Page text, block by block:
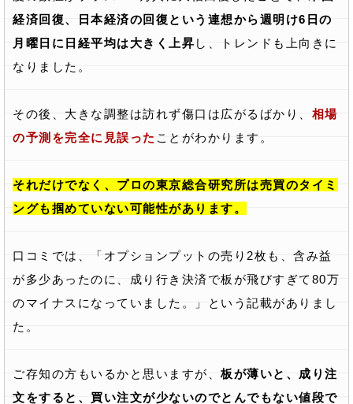
経済回復、日本経済の回復という連想から週明け6日の
月曜日に日経平均は大きく上昇 し、トレンドも上向きに
なりました。
その後、大きな調整は訪れず傷口は広がるばかり、 相場
の予測を完全に見誤った ことがわかります。
それだけでなく、プロの東京総合研究所は売買のタイミ
ングも掴めていない可能性があります。
口コミでは、「オプションプットの売り2枚も、含み益
が多少あったのに、成り行き決済で板が飛びすぎて80万
のマイナスになっていました。」という記載がありまし
た。
ご存知の方もいるかと思いますが、 板が薄いと、成り注
文をすると、買い注文が少ないのでとんでもない値段で